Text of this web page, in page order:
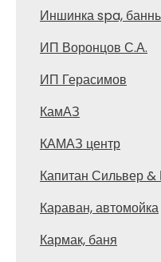
Иншинка spa,
ИП Воронцов С.А.
ИП Герасимов
КамАЗ
КАМАЗ центр
Капитан Сильвер
Караван, автомойка
Кармак, баня